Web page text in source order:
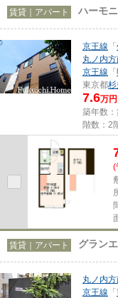
賃貸｜アパート ハーモ
京王線 「
丸ノ内
京王線 「
東京都
7.6万円
築年数：
階数：2
(
賃貸｜アパート グラン
丸ノ内
京王線 「